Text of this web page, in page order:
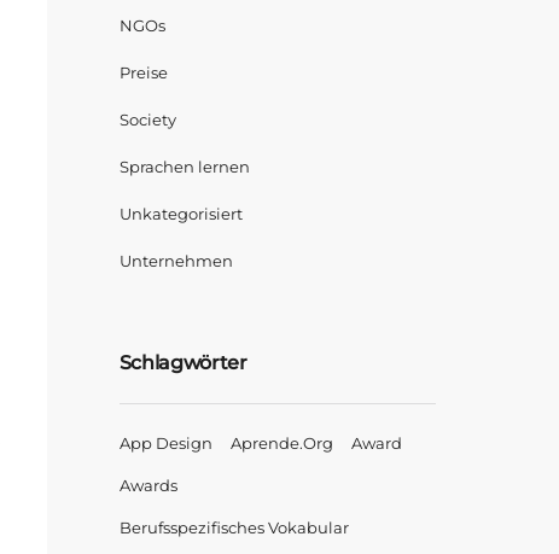
NGOs
Preise
Society
Sprachen lernen
Unkategorisiert
Unternehmen
Schlagwörter
App Design Aprende.org Award
Awards
Berufsspezifisches Vokabular